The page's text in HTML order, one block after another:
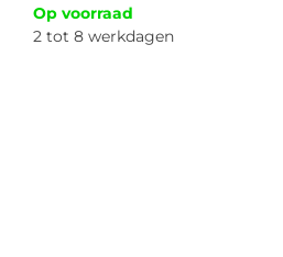
Op voorraad
2 tot 8 werkdagen